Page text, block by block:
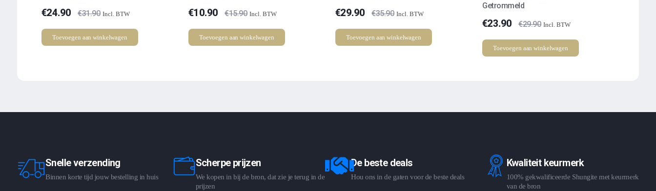
€24.90 €31.90 Incl. BTW
Toevoegen aan winkelwagen
€10.90 €15.90 Incl. BTW
Toevoegen aan winkelwagen
€29.90 €35.90 Incl. BTW
Toevoegen aan winkelwagen
Getrommeld
€23.90 €29.90 Incl. BTW
Toevoegen aan winkelwagen
Snelle verzending
Binnen korte tijd jouw bestelling in huis
Scherpe prijzen
We kopen in bij de bron, dat zie je terug in de
prijzen
De beste deals
Hou ons in de gaten voor de beste deals
Kwaliteit keurmerk
100% gekwalificeerde Shungite met keurmerk
van de bron